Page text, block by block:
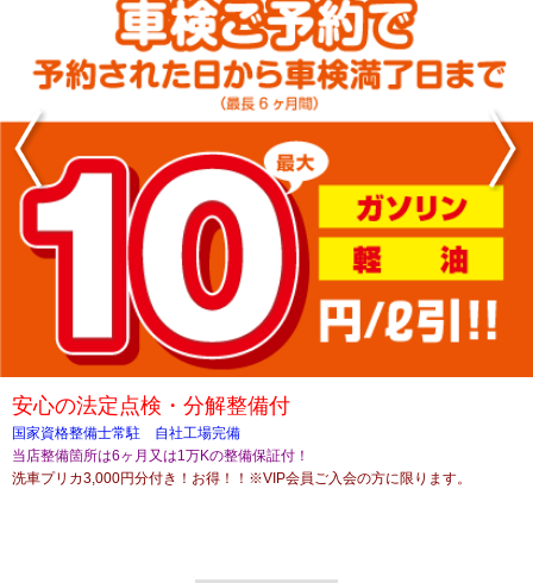
安心の法定点検・分解整備付
国家資格整備士常駐 自社工場完備
当店整備箇所は6ヶ月又は1万Kの整備保証付！
洗車プリカ3,000円分付き！お得！！※VIP会員ご入会の方に限ります。